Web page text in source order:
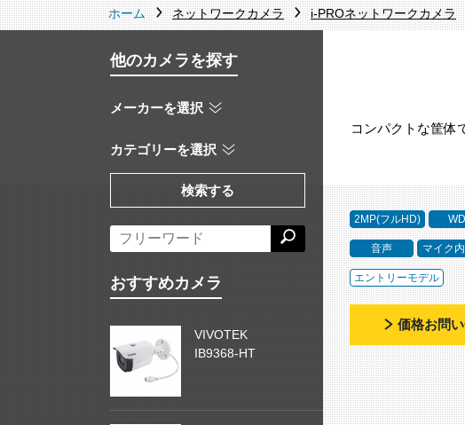
ホーム ネットワークカメラ i-PROネットワークカメラ
コンパクトな筐体
2MP(フルHD)
音声 マイク
エントリーモデル
価格お問
他のカメラを探す
メーカーを選択
カテゴリーを選択
検索する
おすすめカメラ
VIVOTEK
IB9368-HT